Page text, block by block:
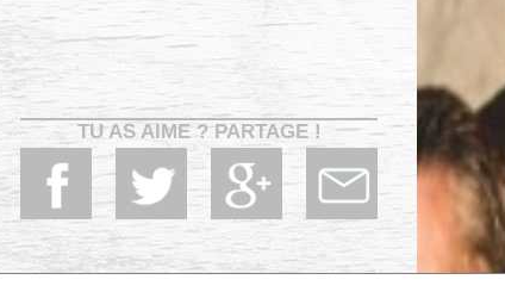
TU AS AIME ? PARTAGE !